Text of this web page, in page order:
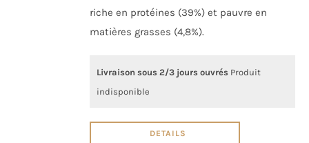
riche en protéines (39%) et pauvre en
matières grasses (4,8%).
Livraison sous 2/3 jours ouvrés Produit
indisponible
DETAILS